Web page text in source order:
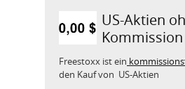
US-Aktien
Freestoxx ist ein
den Kauf von US-Aktien